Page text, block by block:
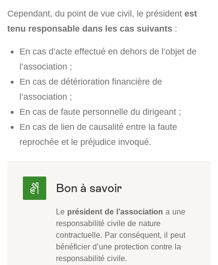
Cependant, du point de vue civil, le président est
tenu responsable dans les cas suivants :
En cas d’acte effectué en dehors de l’objet de
l’association ;
En cas de détérioration financière de
l’association ;
En cas de faute personnelle du dirigeant ;
En cas de lien de causalité entre la faute
reprochée et le préjudice invoqué.
Le président de l’association a une
responsabilité civile de nature
contractuelle. Par conséquent, il peut
bénéficier d’une protection contre la
responsabilité civile.